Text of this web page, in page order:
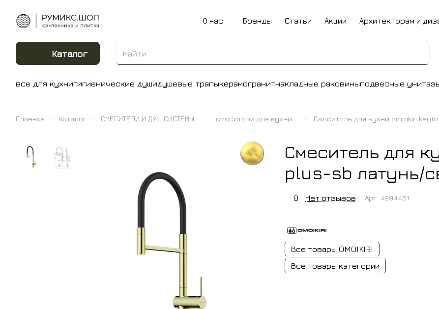
О нас Бренды Статьи Акции Архитекторам и
Каталог
все для кухнигигиенические душидушевые трапыкерамогранитнакладные раковиныподвесные
Главная – Каталог – СМЕСИТЕЛИ И ДУШ СИСТЕМЫ – смесители для кухни – Смеситель для кухни omoikiri
Смеситель для
plus-sb латунь/
0 Нет отзывов Арт. 4994461
Все товары OMOIKIRI
Все товары категории